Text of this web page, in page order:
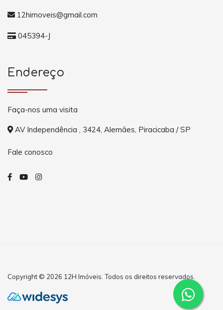
12himoveis@gmail.com
045394-J
Endereço
Faça-nos uma visita
AV Independência , 3424, Alemães, Piracicaba / SP
Fale conosco
Copyright © 2026 12H Imóveis. Todos os direitos reservados.